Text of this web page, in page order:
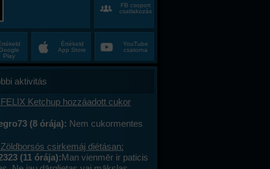
FB csoport
csatlakozás
Play
Értékeld
App Store
YouTube
csatorna
aktivitás
Ketchup hozzáadott cukor
(8 órája): Nem cukormentes
csirkemáj diétásan:
(11 órája):Man vienmēr ir paticis